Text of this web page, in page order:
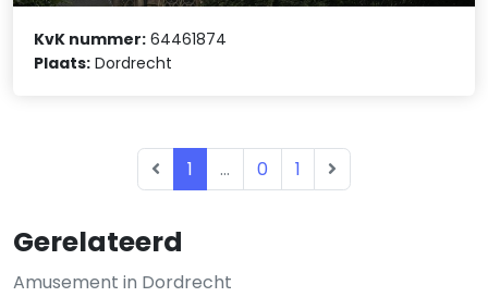
Gerelateerd
Amusement in Dordrecht
KvK nummer: 64461874
Plaats: Dordrecht
1 ... 0 1